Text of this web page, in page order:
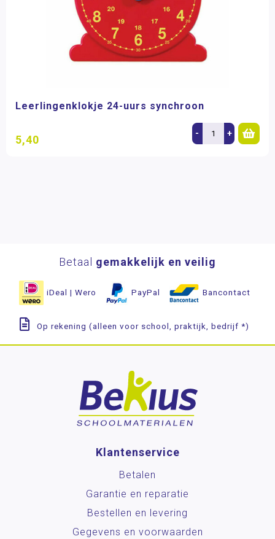
Leerlingenklokje 24-uurs synchroon
5,40 - +
Betaal gemakkelijk en veilig
iDeal | Wero PayPal Bancontact
Op rekening (alleen voor school, praktijk, bedrijf *)
Klantenservice
Betalen
Garantie en reparatie
Bestellen en levering
Gegevens en voorwaarden